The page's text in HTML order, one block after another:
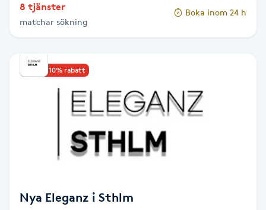
Hårbottenbehandling
Hårförlängning
Hälsprickor
8 tjänster
matchar sökning
Boka inom 24 h
Upp till 10% rabatt
Nya Eleganz i Sthlm